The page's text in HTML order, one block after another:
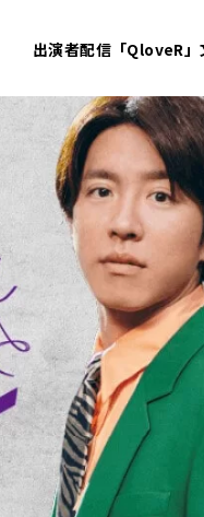
出演者配信「QloveR」